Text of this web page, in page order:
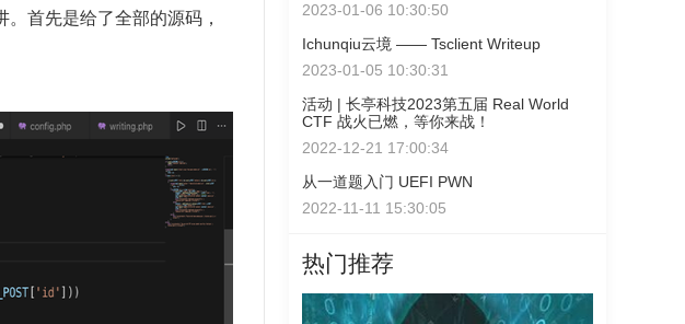
首先是给了全部的源码，
2023-01-06 10:30:50
Ichunqiu云境 —— Tsclient Writeup
2023-01-05 10:30:31
活动 | 长亭科技2023第五届 Real World
CTF 战火已燃，等你来战！
2022-12-21 17:00:34
从一道题入门 UEFI PWN
2022-11-11 15:30:05
热门推荐